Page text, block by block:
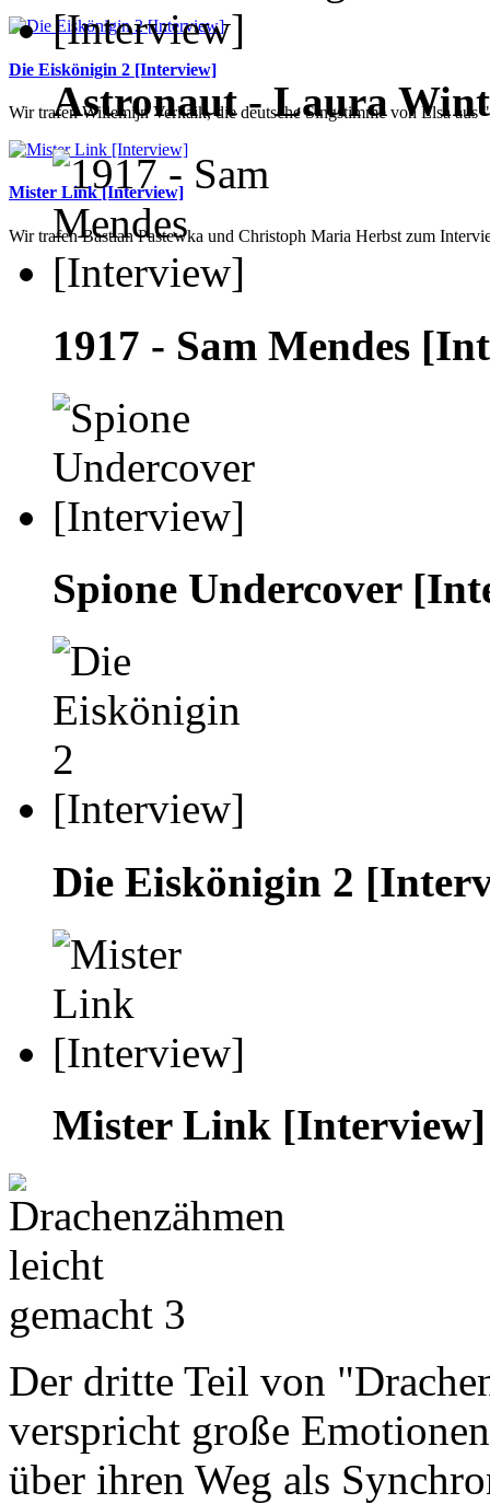
Die Eiskönigin 2 [Interview]
Wir trafen Willemijn Verkaik, die deutsche Singstimme von Elsa
Mister Link [Interview]
Wir trafen Bastian Pastewka und Christoph Maria Herbst zum
Astronaut - Laura
1917 - Sam Mendes
Spione Undercover
Die Eiskönigin 2
Mister Link [Interview]
Der dritte Teil von
verspricht große
über ihren Weg als